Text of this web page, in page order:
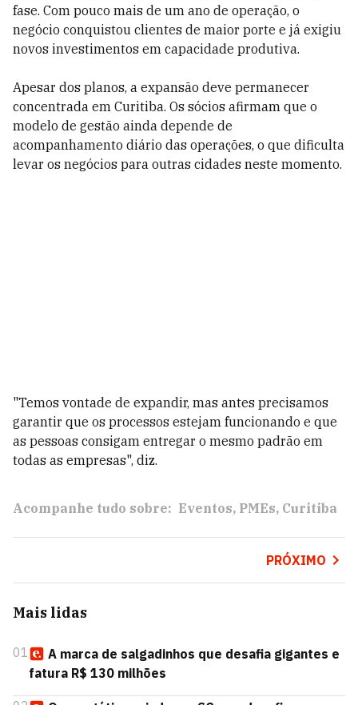
fase. Com pouco mais de um ano de operação, o
negócio conquistou clientes de maior porte e já exigiu
novos investimentos em capacidade produtiva.
Apesar dos planos, a expansão deve permanecer
concentrada em Curitiba. Os sócios afirmam que o
modelo de gestão ainda depende de
acompanhamento diário das operações, o que dificulta
levar os negócios para outras cidades neste momento.
"Temos vontade de expandir, mas antes precisamos
garantir que os processos estejam funcionando e que
as pessoas consigam entregar o mesmo padrão em
todas as empresas", diz.
Acompanhe tudo sobre: Eventos PMEs Curitiba
PRÓXIMO
Mais lidas
01
A marca de salgadinhos que desafia gigantes e
fatura R$ 130 milhões